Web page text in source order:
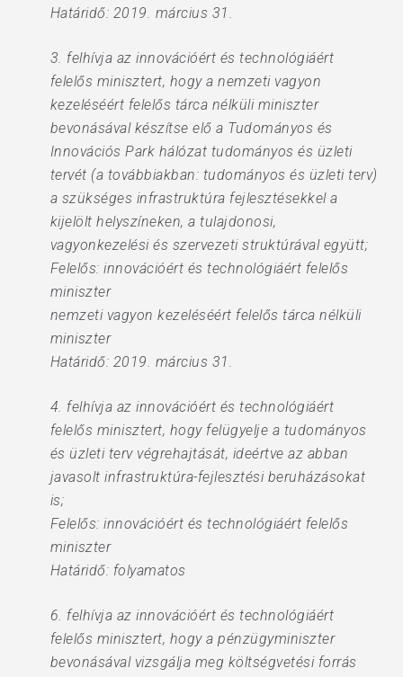
Határidő: 2019. március 31.
3. felhívja az innovációért és technológiáért
felelős minisztert, hogy a nemzeti vagyon
kezeléséért felelős tárca nélküli miniszter
bevonásával készítse elő a Tudományos és
Innovációs Park hálózat tudományos és üzleti
tervét (a továbbiakban: tudományos és üzleti terv)
a szükséges infrastruktúra fejlesztésekkel a
kijelölt helyszíneken, a tulajdonosi,
vagyonkezelési és szervezeti struktúrával együtt;
Felelős: innovációért és technológiáért felelős
miniszter
nemzeti vagyon kezeléséért felelős tárca nélküli
miniszter
Határidő: 2019. március 31.
4. felhívja az innovációért és technológiáért
felelős minisztert, hogy felügyelje a tudományos
és üzleti terv végrehajtását, ideértve az abban
javasolt infrastruktúra-fejlesztési beruházásokat
is;
Felelős: innovációért és technológiáért felelős
miniszter
Határidő: folyamatos
6. felhívja az innovációért és technológiáért
felelős minisztert, hogy a pénzügyminiszter
bevonásával vizsgálja meg költségvetési forrás